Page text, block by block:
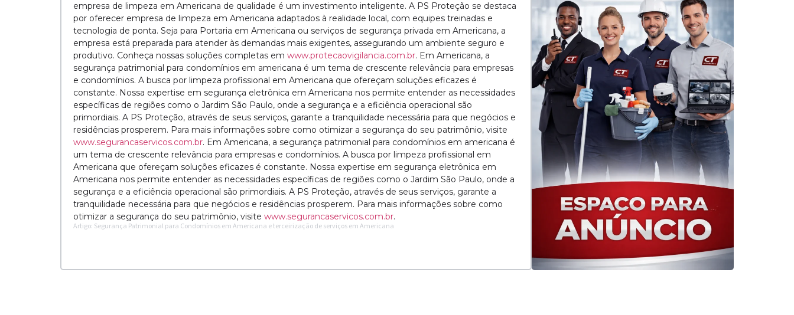
empresa de limpeza em Americana de qualidade é um investimento inteligente. A PS Proteção se destaca
por oferecer empresa de limpeza em Americana adaptados à realidade local, com equipes treinadas e
tecnologia de ponta. Seja para Portaria em Americana ou serviços de segurança privada em Americana, a
empresa está preparada para atender às demandas mais exigentes, assegurando um ambiente seguro e
produtivo. Conheça nossas soluções completas em www.protecaovigilancia.com.br. Em Americana, a
segurança patrimonial para condomínios em americana é um tema de crescente relevância para empresas
e condomínios. A busca por limpeza profissional em Americana que ofereçam soluções eficazes é
constante. Nossa expertise em segurança eletrônica em Americana nos permite entender as necessidades
específicas de regiões como o Jardim São Paulo, onde a segurança e a eficiência operacional são
primordiais. A PS Proteção, através de seus serviços, garante a tranquilidade necessária para que negócios e
residências prosperem. Para mais informações sobre como otimizar a segurança do seu patrimônio, visite
www.segurancaservicos.com.br. Em Americana, a segurança patrimonial para condomínios em americana é
um tema de crescente relevância para empresas e condomínios. A busca por limpeza profissional em
Americana que ofereçam soluções eficazes é constante. Nossa expertise em segurança eletrônica em
Americana nos permite entender as necessidades específicas de regiões como o Jardim São Paulo, onde a
segurança e a eficiência operacional são primordiais. A PS Proteção, através de seus serviços, garante a
tranquilidade necessária para que negócios e residências prosperem. Para mais informações sobre como
otimizar a segurança do seu patrimônio, visite www.segurancaservicos.com.br.
Artigo: Segurança Patrimonial para Condomínios em Americana e terceirização de serviços em Americana